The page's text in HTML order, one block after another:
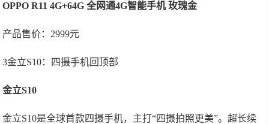
OPPO R11 4G+64G 全网通4G智能手机 玫瑰金
产品售价：2999元
3金立S10：四摄手机回顶部
金立S10
金立S10是全球首款四摄手机，主打“四摄拍照更美”。超长续